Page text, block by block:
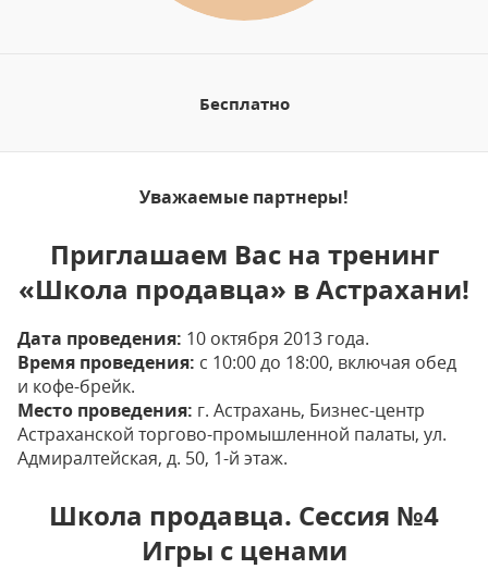
Бесплатно
Уважаемые партнеры!
Приглашаем Вас на тренинг
«Школа продавца» в Астрахани!
Дата проведения: 10 октября 2013 года.
Время проведения: с 10:00 до 18:00, включая обед
и кофе-брейк.
Место проведения: г. Астрахань, Бизнес-центр
Астраханской торгово-промышленной палаты, ул.
Адмиралтейская, д. 50, 1-й этаж.
Школа продавца. Сессия №4
Игры с ценами